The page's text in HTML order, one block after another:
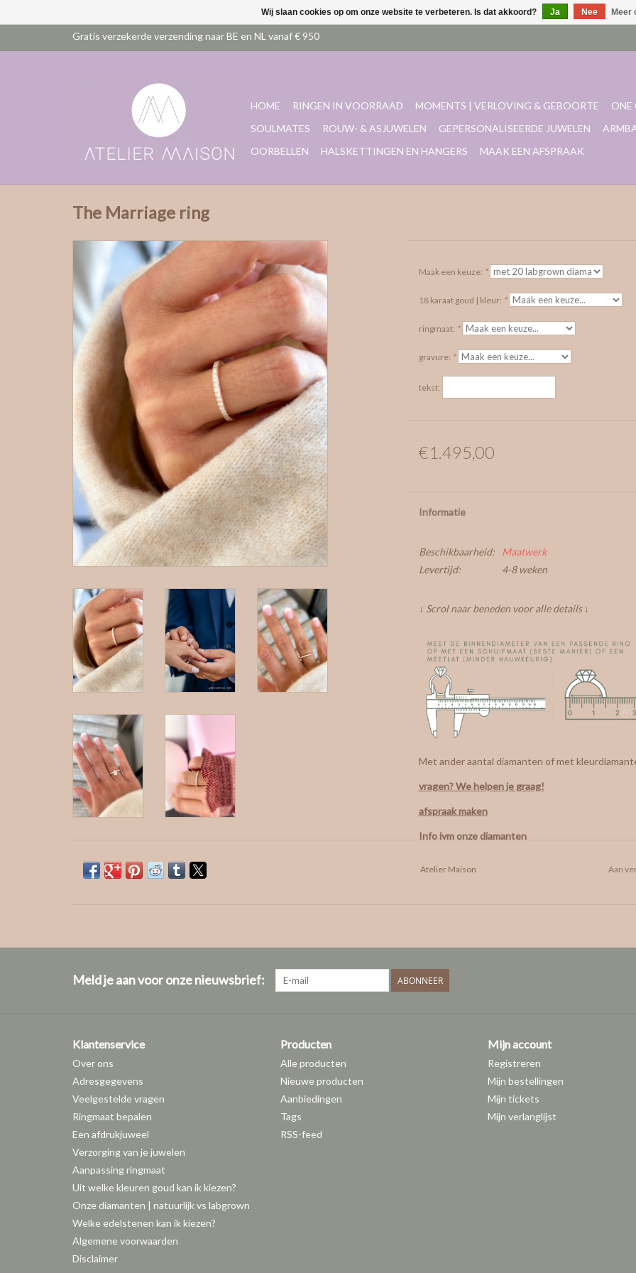
HOME RINGEN IN VOORRAAD MOMENTS | VERLOVING & GEBOORTE ONE
SOULMATES
ROUW- & ASJUWELEN GEPERSONALISEERDE JUWELEN
OORBELLEN
HALSKETTINGEN EN HANGERS MAAK EEN AFSPRAAK
The Marriage ring
Maak een keuze: *
18 karaat goud | kleur: *
ringmaat: *
gravure: *
tekst:
€1.495,00
Informatie
Beschikbaarheid:
Maatwerk
Levertijd:
4-8 weken
↓ Scrol naar beneden voor alle details ↓
Met ander aantal diamanten of met
vragen? We helpen je graag!
afspraak maken
Info ivm onze diamanten
Atelier Maison Aan
Meld je aan voor onze nieuwsbrief: ABONNEER
Klantenservice
Over ons
Adresgegevens
Veelgestelde vragen
Ringmaat bepalen
Een afdrukjuweel
Verzorging van je juwelen
Aanpassing ringmaat
Uit welke kleuren goud kan ik kiezen?
Onze diamanten | natuurlijk vs labgrown
Welke edelstenen kan ik kiezen?
Algemene voorwaarden
Disclaimer
Producten
Alle producten
Nieuwe producten
Aanbiedingen
Tags
RSS-feed
Mijn account
Registreren
Mijn bestellingen
Mijn tickets
Mijn verlanglijst
Wij slaan cookies op om onze website te verbeteren. Is dat akkoord? Ja Nee Meer